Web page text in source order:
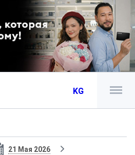
KG
21 Мая 2026